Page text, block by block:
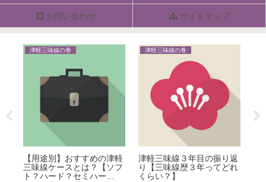
お問い合わせ サイトマップ
津軽三味線の巻
【用途別】おすすめの津軽
三味線ケースとは？【ソフ
ト？ハード？セミハー
津軽三味線の巻
津軽三味線３年目の振り返
り【三味線歴３年ってどれ
くらい？】